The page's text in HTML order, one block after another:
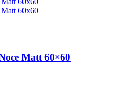
Matt 60×60